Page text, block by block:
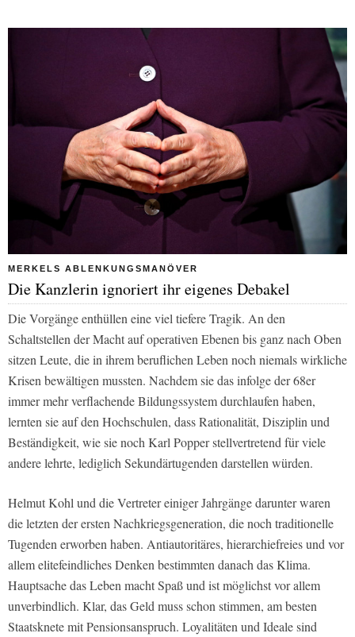
MERKELS ABLENKUNGSMANÖVER
Die Kanzlerin ignoriert ihr eigenes Debakel
Die Vorgänge enthüllen eine viel tiefere Tragik. An den
Schaltstellen der Macht auf operativen Ebenen bis ganz nach Oben
sitzen Leute, die in ihrem beruflichen Leben noch niemals wirkliche
Krisen bewältigen mussten. Nachdem sie das infolge der 68er
immer mehr verflachende Bildungssystem durchlaufen haben,
lernten sie auf den Hochschulen, dass Rationalität, Disziplin und
Beständigkeit, wie sie noch Karl Popper stellvertretend für viele
andere lehrte, lediglich Sekundärtugenden darstellen würden.
Helmut Kohl und die Vertreter einiger Jahrgänge darunter waren
die letzten der ersten Nachkriegsgeneration, die noch traditionelle
Tugenden erworben haben. Antiautoritäres, hierarchiefreies und vor
allem elitefeindliches Denken bestimmten danach das Klima.
Hauptsache das Leben macht Spaß und ist möglichst vor allem
unverbindlich. Klar, das Geld muss schon stimmen, am besten
Staatsknete mit Pensionsanspruch. Loyalitäten und Ideale sind